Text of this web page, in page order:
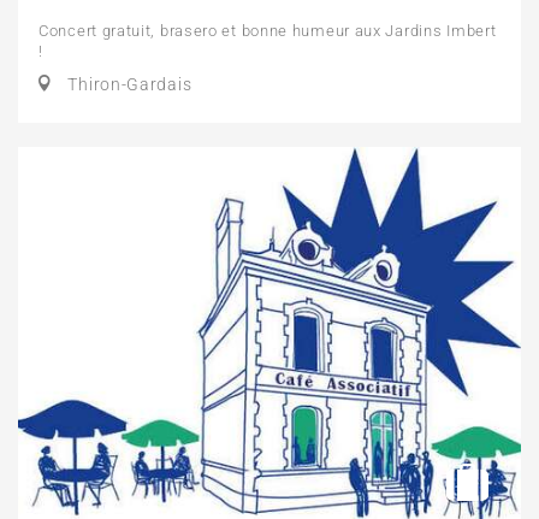
Concert gratuit, brasero et bonne humeur aux Jardins Imbert
!
Thiron-Gardais